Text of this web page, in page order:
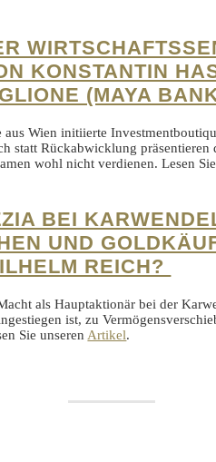
KONSTANTIN
(MAYA
aus Wien initiierte
statt Rückabwicklung
wohl nicht verdienen. Lesen
BEI
UND
REICH?
als Hauptaktionär bei der
ist, zu
Sie unseren Artikel.